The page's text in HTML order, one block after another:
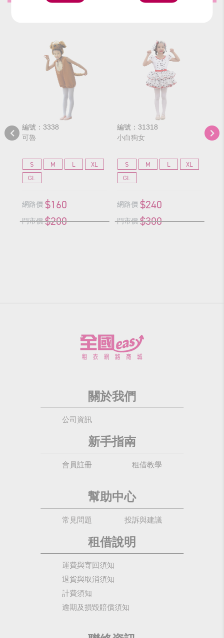
編號：3338
可魯
S M L
XL
GL
網路價 $160
門市價 $200
編號：31318
小白狗女
S M L
XL
GL
網路價 $240
門市價 $300
編
小
關於我們
公司資訊
新手指南
會員註冊 租借教學
幫助中心
常見問題 投訴與建議
租借說明
運費與寄回須知
退貨與取消須知
計費須知
逾期及損毀賠償須知